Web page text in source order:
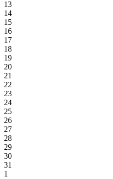
13
14
15
16
17
18
19
20
21
22
23
24
25
26
27
28
29
30
31
1